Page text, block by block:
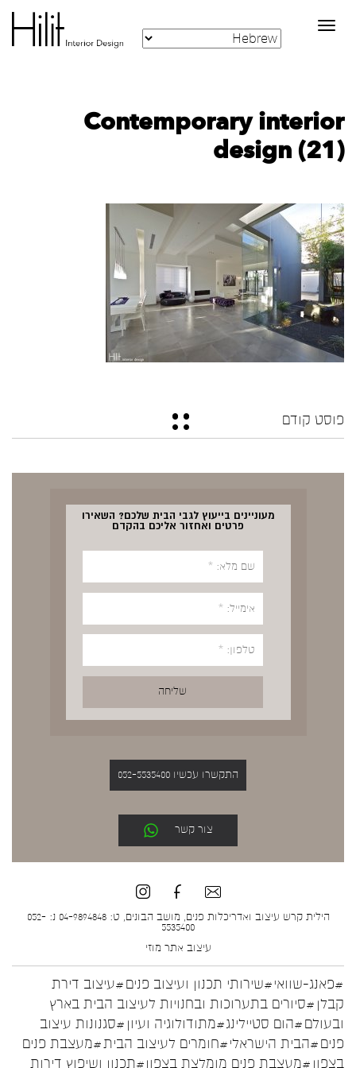
Toggle
navigation
Contemporary interior
design (21)
פוסט קודם
מעוניינים בייעוץ לגבי הבית שלכם? השאירו
פרטים ואחזור אליכם בהקדם
התקשרו עכשיו 052-5535400
צור קשר
הילית קרש עיצוב ואדריכלות פנים, מושב הבונים, ט: 04-9894848 נ: 052-
5535400
עיצוב אתר מוזי
#פאנג-שוואי#שירותי תכנון ועיצוב פנים#עיצוב דירת
קבלן #סיורים בתערוכות ובחנויות לעיצוב הבית בארץ
ובעולם#הום סטיילינג#מתודולוגיה ועיון #סגנונות עיצוב
פנים#הבית הישראלי#חומרים לעיצוב הבית#מעצבת פנים
בצפון #מעצבת פנים מומלצת בצפון#תכנון ושיפוץ דירות